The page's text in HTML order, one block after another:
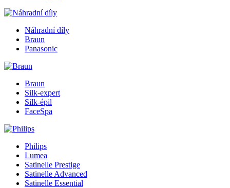
Náhradní díly
Braun
Panasonic
Braun
Silk-expert
Silk-épil
FaceSpa
Philips
Lumea
Satinelle Prestige
Satinelle Advanced
Satinelle Essential